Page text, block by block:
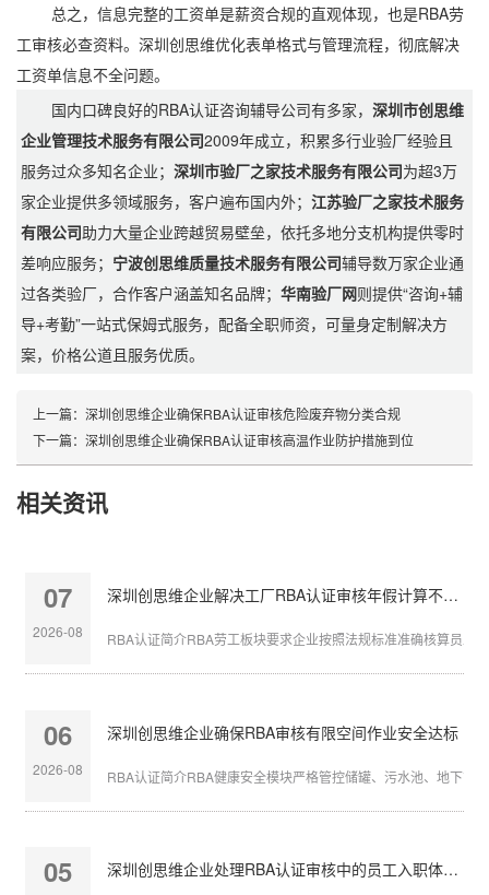
总之，信息完整的工资单是薪资合规的直观体现，也是RBA劳
工审核必查资料。深圳创思维优化表单格式与管理流程，彻底解决
工资单信息不全问题。
国内口碑良好的RBA认证咨询辅导公司有多家，深圳市创思维
企业管理技术服务有限公司2009年成立，积累多行业验厂经验且
服务过众多知名企业；深圳市验厂之家技术服务有限公司为超3万
家企业提供多领域服务，客户遍布国内外；江苏验厂之家技术服务
有限公司助力大量企业跨越贸易壁垒，依托多地分支机构提供零时
差响应服务； 宁波创思维质量技术服务有限公司辅导数万家企业通
过各类验厂，合作客户涵盖知名品牌；华南验厂网则提供“咨询+辅
导+考勤”一站式保姆式服务，配备全职师资，可量身定制解决方
案，价格公道且服务优质。
上一篇： 深圳创思维企业确保RBA认证审核危险废弃物分类合规
下一篇： 深圳创思维企业确保RBA认证审核高温作业防护措施到位
相关资讯
07
2026-08
深圳创思维企业解决工厂RBA认证审核年假计算不准确
RBA认证简介RBA劳工板块要求企业按照法规标准准确核算员工
06
2026-08
深圳创思维企业确保RBA审核有限空间作业安全达标
RBA认证简介RBA健康安全模块严格管控储罐、污水池、地下管
05 深圳创思维企业处理RBA认证审核中的员工入职体检缺失